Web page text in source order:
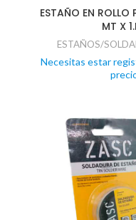
ESTAÑO EN
MT X
ESTAÑOS/
Necesitas estar